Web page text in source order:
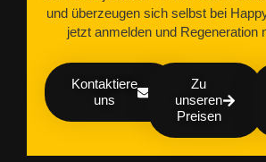
und überzeugen sich selbst bei
jetzt anmelden und Regeneration
Kontaktiere
uns
Zu
unseren
Preisen